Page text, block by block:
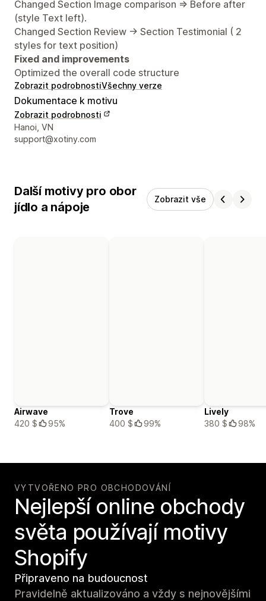
Changed Section Image comparison => Before after
(style Text left).
Changed Section Review -> Section Testimonial ( 2
styles for text position)
Fixed and improvements
Optimized the overall code structure
Zobrazit podrobnostiVšechny verze
Dokumentace k motivu
Zobrazit podrobnosti
Kontaktní údaje designéra
Hanoi, VN
support@xotiny.com
Další motivy pro obor
jídlo a nápoje
Zobrazit vše
Airwave
420 $
95%
Trove
400 $
99%
Lively
380 $
98%
VYTVOŘENO PRO OBCHODOVÁNÍ
Nejlepší online obchody
světa používají motivy
Shopify
Připraveno na budoucnost
Pravidelně aktualizováno a vždy s nejnovějšími